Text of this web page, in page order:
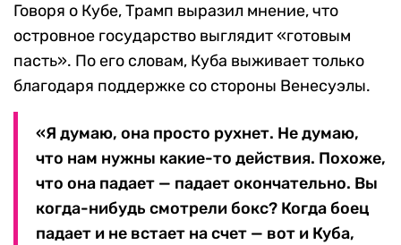
Говоря о Кубе, Трамп выразил мнение, что
островное государство выглядит «готовым
пасть». По его словам, Куба выживает только
благодаря поддержке со стороны Венесуэлы.
«Я думаю, она просто рухнет. Не думаю,
что нам нужны какие-то действия. Похоже,
что она падает — падает окончательно. Вы
когда-нибудь смотрели бокс? Когда боец
падает и не встает на счет — вот и Куба,